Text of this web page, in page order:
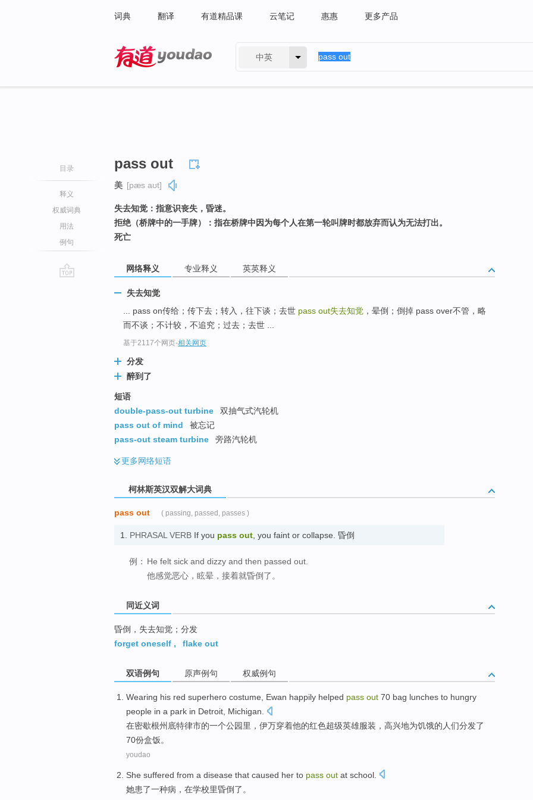
词典 翻译 有道精品课 云笔记 惠惠 更多产品
中英
目录
释义
权威词典
用法
例句
pass out
美 [pæs aʊt]
失去知觉：指意识丧失，昏迷。
拒绝（桥牌中的一手牌）：指在桥牌中因为每个人在第一轮叫牌时都放弃而认为无法打出。
死亡
网络释义 专业释义 英英释义
失去知觉
... pass on传给；传下去；转入，往下谈；去世 pass out失去知觉 ，晕倒；倒掉 pass over不管，略
而不谈；不计较，不追究；过去；去世 ...
基于2117个网页-相关网页
分发
醉到了
短语
double-pass-out turbine
双抽气式汽轮机
pass out of mind
被忘记
pass-out steam turbine
旁路汽轮机
更多网络短语
柯林斯英汉双解大词典
pass out ( passing, passed, passes )
1. PHRASAL VERB If you pass out, you faint or collapse. 昏倒
例： He felt sick and dizzy and then passed out.
他感觉恶心，眩晕，接着就昏倒了。
同近义词
昏倒，失去知觉；分发
forget oneself , flake out
双语例句 原声例句 权威例句
Wearing his red superhero costume, Ewan happily helped pass out 70 bag lunches to hungry
people in a park in Detroit, Michigan.
在密歇根州底特律市的一个公园里，伊万穿着他的红色超级英雄服装，高兴地为饥饿的人们分发了
70份盒饭。
youdao
She suffered from a disease that caused her to pass out at school
她患了一种病 ， 在学校里昏倒 了。